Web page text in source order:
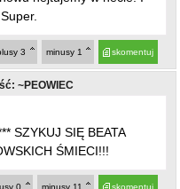
skomentuj
minusy 1
3
~PEOWIEC
SZYKUJ SIĘ BEATA
ŚMIECI!!!
skomentuj
minusy 11
0